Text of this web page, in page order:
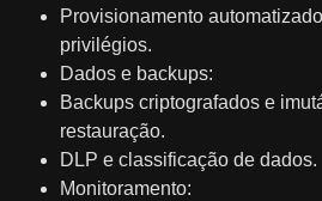
Provisionamento
privilégios.
Dados e backups:
Backups criptografados e
restauração.
DLP e classificação de dados.
Monitoramento: